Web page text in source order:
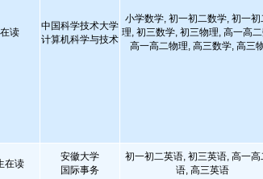
读
中国科学技术大学
计算机科学与技术
小学数学, 初一初二数学, 初一初
理, 初三数学, 初三物理, 高一高
高一高二物理, 高三数学, 高三
在读
安徽大学
国际事务
初一初二英语, 初三英语, 高一高
语, 高三英语